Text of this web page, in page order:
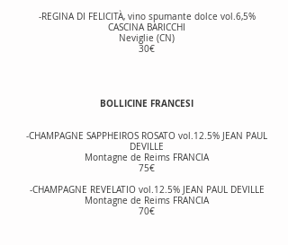
-REGINA DI FELICITÀ, vino spumante dolce vol.6,5%
CASCINA BARICCHI
Neviglie (CN)
30€
BOLLICINE FRANCESI
-CHAMPAGNE SAPPHEIROS ROSATO vol.12.5% JEAN PAUL
DEVILLE
Montagne de Reims FRANCIA
75€
-CHAMPAGNE REVELATIO vol.12.5% JEAN PAUL DEVILLE
Montagne de Reims FRANCIA
70€